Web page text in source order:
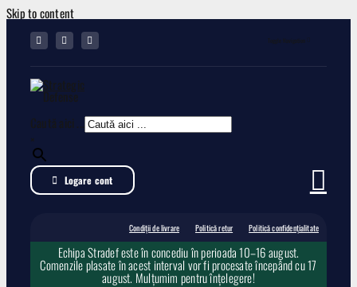
Skip to content
Toggle Navigation
Caută aici ...
×
Logare cont
Condiții de livrare Politică retur Politică confidențialitate
Echipa Stradef este în concediu în perioada 10–16 august.
Comenzile plasate în acest interval vor fi procesate începând cu 17
august. Mulțumim pentru înțelegere!